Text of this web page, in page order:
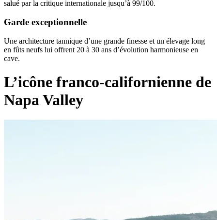
salué par la critique internationale jusqu’à 99/100.
Garde exceptionnelle
Une architecture tannique d’une grande finesse et un élevage long
en fûts neufs lui offrent 20 à 30 ans d’évolution harmonieuse en
cave.
L’icône franco-californienne de
Napa Valley